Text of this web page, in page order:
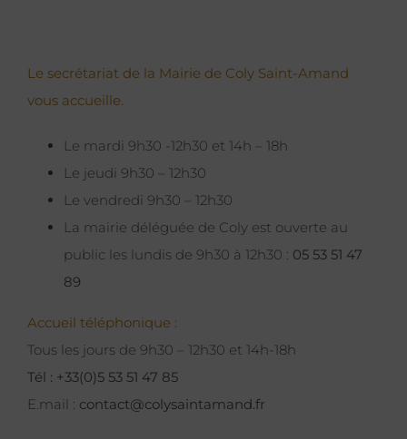
Le secrétariat de la Mairie de Coly Saint-Amand
vous accueille.
Le mardi 9h30 -12h30 et 14h – 18h
Le jeudi 9h30 – 12h30
Le vendredi 9h30 – 12h30
La mairie déléguée de Coly est ouverte au
public les lundis de 9h30 à 12h30 : 05 53 51 47
89
Accueil téléphonique :
Tous les jours de 9h30 – 12h30 et 14h-18h
Tél : +33(0)5 53 51 47 85
E.mail : contact@colysaintamand.fr